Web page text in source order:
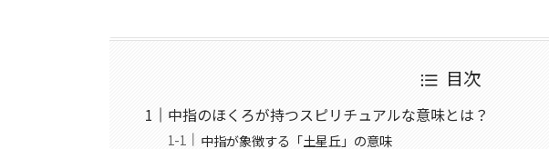
目次
中指のほくろが持つスピリチュアルな意味とは？
中指が象徴する「土星丘」の意味